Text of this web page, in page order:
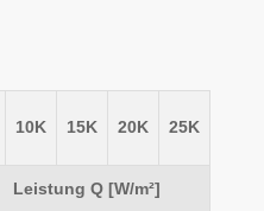
10K 15K 20K 25K
Leistung Q [W/m²]